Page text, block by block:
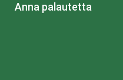
Anna palautetta